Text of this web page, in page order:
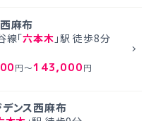
麻布
線「六本木 」駅 徒歩8分
円～143,000円
ンス西麻布